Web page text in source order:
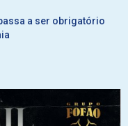
a ser obrigatório